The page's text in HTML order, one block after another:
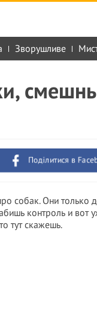
Зворушливе
Поділитися в
собак. Они
контроль и вот
тут скажешь.